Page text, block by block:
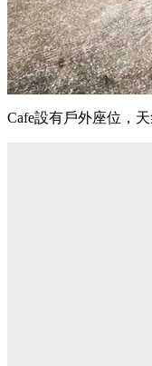
Cafe設有戶外座位，